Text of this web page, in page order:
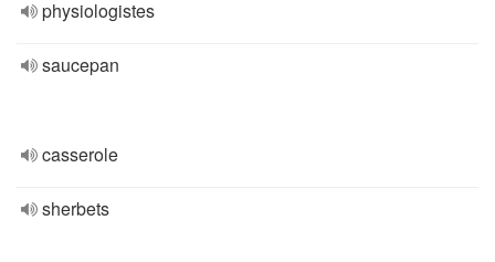
physiologistes
saucepan
casserole
sherbets